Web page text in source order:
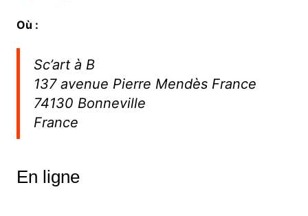
Où :
Sc’art à B
137 avenue Pierre Mendès France
74130 Bonneville
France
En ligne